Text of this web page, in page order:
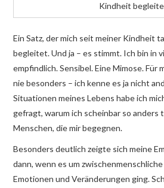
Kindheit
Ein Satz, der mich seit meiner Kindheit
begleitet. Und ja – es stimmt. Ich bin in
empfindlich. Sensibel. Eine Mimose. Für
nie besonders – ich kenne es ja nicht
Situationen meines Lebens habe ich
gefragt, warum ich scheinbar so anders
Menschen, die mir begegnen.
Besonders deutlich zeigte sich meine
dann, wenn es um
Emotionen und Veränderungen ging.